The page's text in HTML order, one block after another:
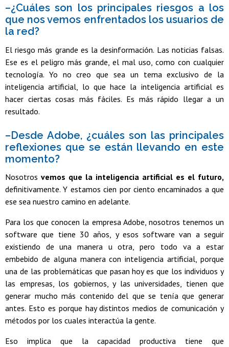
–¿Cuáles son los principales riesgos a los
que nos vemos enfrentados los usuarios de
la red?
El riesgo más grande es la desinformación. Las noticias falsas.
Ese es el peligro más grande, el mal uso, como con cualquier
tecnología. Yo no creo que sea un tema exclusivo de la
inteligencia artificial, lo que hace la inteligencia artificial es
hacer ciertas cosas más fáciles. Es más rápido llegar a un
resultado.
–Desde Adobe, ¿cuáles son las principales
reflexiones que se están llevando en este
momento?
Nosotros vemos que la inteligencia artificial es el futuro,
definitivamente. Y estamos cien por ciento encaminados a que
ese sea nuestro camino en adelante.
Para los que conocen la empresa Adobe, nosotros tenemos un
software que tiene 30 años, y esos software van a seguir
existiendo de una manera u otra, pero todo va a estar
embebido de alguna manera con inteligencia artificial, porque
una de las problemáticas que pasan hoy es que los individuos y
las empresas, los gobiernos, y las universidades, tienen que
generar mucho más contenido del que se tenía que generar
antes. Esto es porque hay distintos medios de comunicación y
métodos por los cuales interactúa la gente.
Eso implica que la capacidad productiva tiene que